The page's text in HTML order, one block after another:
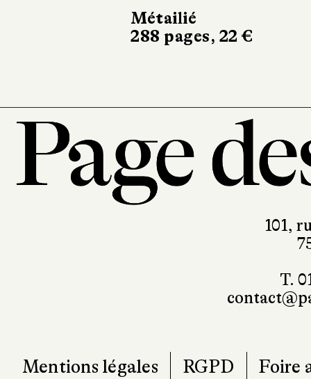
Métailié
288 pages, 22 €
101,
T.
Mentions légales RGPD Foire